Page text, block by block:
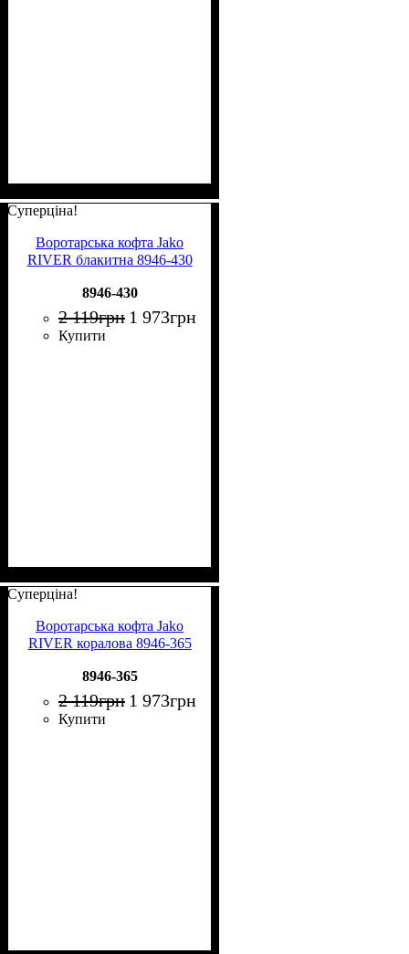
Суперціна!
Воротарська кофта Jako
RIVER блакитна 8946-430
8946-430
2 119грн 1 973грн
Купити
Суперціна!
Воротарська кофта Jako
RIVER коралова 8946-365
8946-365
2 119грн 1 973грн
Купити